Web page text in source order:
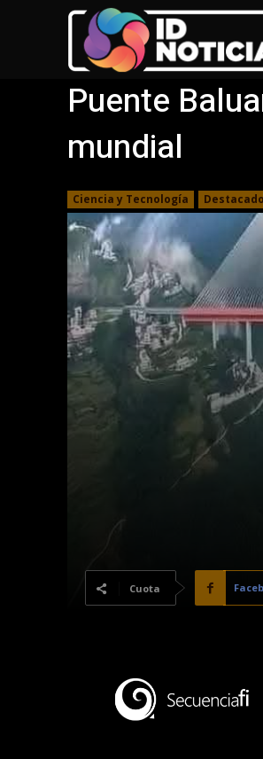
Puente
mundial
Ciencia y Tecnología
Cuota